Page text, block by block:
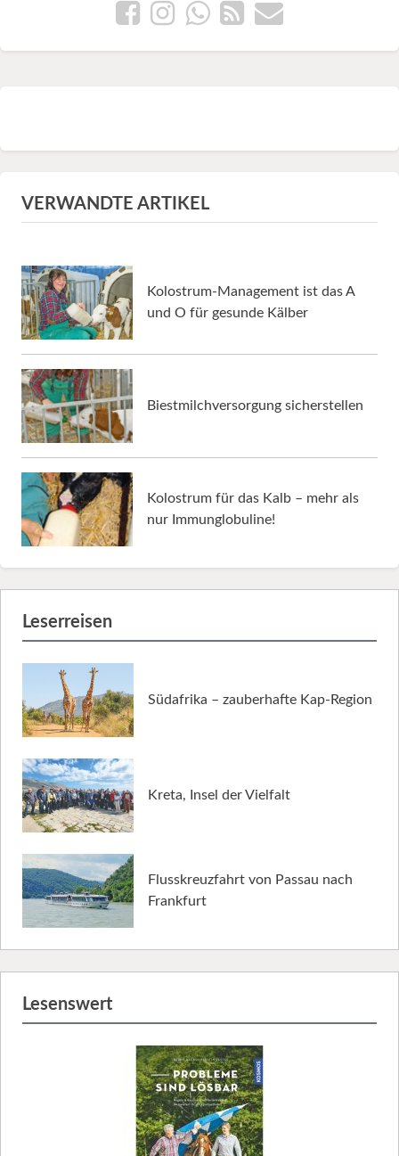
VERWANDTE ARTIKEL
Kolostrum-Management ist das A
und O für gesunde Kälber
Biestmilchversorgung sicherstellen
Kolostrum für das Kalb – mehr als
nur Immunglobuline!
Leserreisen
Südafrika – zauberhafte Kap-Region
Kreta, Insel der Vielfalt
Flusskreuzfahrt von Passau nach
Frankfurt
Lesenswert